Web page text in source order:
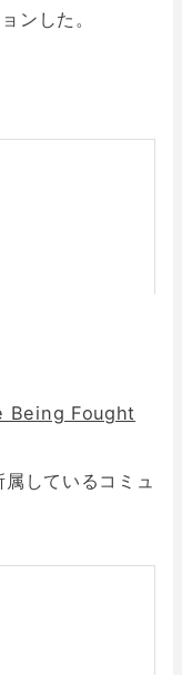
ンした。
Being Fought
しているコミュ